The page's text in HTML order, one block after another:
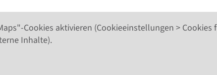
Cookies aktivieren (Cookieeinstellungen > Cookies
Inhalte).